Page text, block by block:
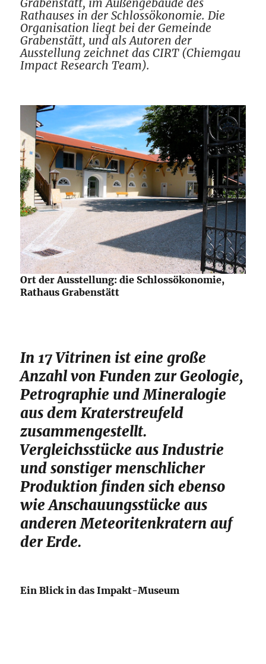
Rathauses in der Schlossökonomie. Die
Organisation liegt bei der Gemeinde
Grabenstätt, und als Autoren der
Ausstellung zeichnet das CIRT (Chiemgau
Impact Research Team).
Ort der Ausstellung: die Schlossökonomie,
Rathaus Grabenstätt
In 17 Vitrinen ist eine große
Anzahl von Funden zur Geologie,
Petrographie und Mineralogie
aus dem Kraterstreufeld
zusammengestellt.
Vergleichsstücke aus Industrie
und sonstiger menschlicher
Produktion finden sich ebenso
wie Anschauungsstücke aus
anderen Meteoritenkratern auf
der Erde.
Ein Blick in das Impakt-Museum